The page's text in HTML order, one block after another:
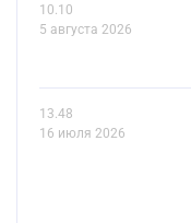
10.10
5 августа 2026
13.48
16 июля 2026